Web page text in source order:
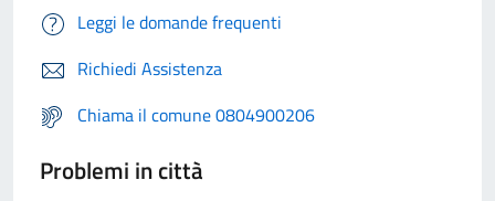
Leggi le domande frequenti
Richiedi Assistenza
Chiama il comune 0804900206
Problemi in città